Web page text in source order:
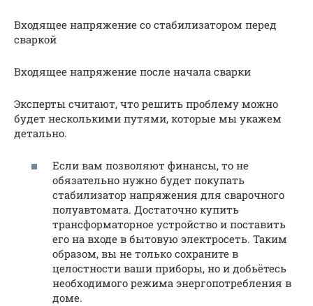
Входящее напряжение со стабилизатором перед
сваркой
Входящее напряжение после начала сварки
Эксперты считают, что решить проблему можно
будет несколькими путями, которые мы укажем
детально.
Если вам позволяют финансы, то не
обязательно нужно будет покупать
стабилизатор напряжения для сварочного
полуавтомата. Достаточно купить
трансформаторное устройство и поставить
его на входе в бытовую электросеть. Таким
образом, вы не только сохраните в
целостности ваши приборы, но и добьётесь
необходимого режима энергопотребления в
доме.